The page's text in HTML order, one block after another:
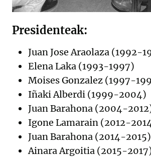
Presidenteak:
Juan Jose Araolaza (1992-
Elena Laka (1993-1997)
Moises Gonzalez (1997-
Iñaki Alberdi (1999-2004)
Juan Barahona (2004-
Igone Lamarain (2012-
Juan Barahona (2014-2015)
Ainara Argoitia (2015-